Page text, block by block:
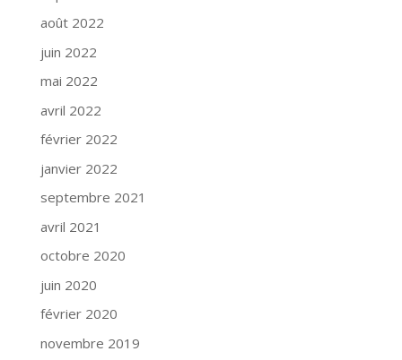
août 2022
juin 2022
mai 2022
avril 2022
février 2022
janvier 2022
septembre 2021
avril 2021
octobre 2020
juin 2020
février 2020
novembre 2019